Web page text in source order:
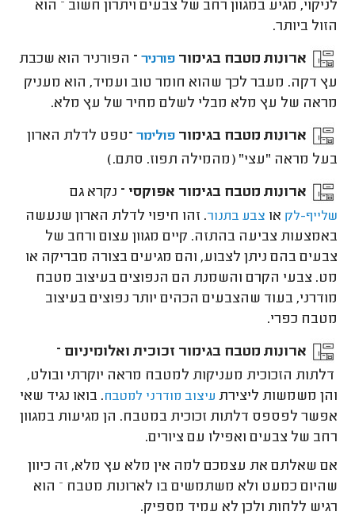
לניקוי, מגיע במגוון רחב של צבעים ויתרון חשוב – הוא
הזול ביותר.
ארונות מטבח בגימורפורניר – הפורניר הוא שכבת
עץ דקה. מעבר לכך שהוא חומר טוב ועמיד, הוא מעניק
מראה של עץ מלא מבלי לשלם מחיר של עץ מלא.
ארונות מטבח בגימורפולימר –טפט לדלת הארון
בעל מראה "עצי" (מהמילה תפוז. סתם.)
ארונות מטבח בגימור אפוקסי – נקרא גם
שלייף-לק או צבע בתנור. זהו חיפוי לדלת הארון שנעשה
באמצעות צביעה בהתזה. קיים מגוון עצום ורחב של
צבעים בהם ניתן לצבוע, והם מגיעים בצורה מבריקה או
מט. צבעי הקרם והשמנת הם הנפוצים בעיצוב מטבח
מודרני, בעוד שהצבעים הכהים יותר נפוצים בעיצוב
מטבח כפרי.
ארונות מטבח בגימור זכוכית ואלומיניום –
דלתות הזכוכית מעניקות למטבח מראה יוקרתי ובולט,
והן משמשות ליצירת עיצוב מודרני למטבח. בואו נגיד שאי
אפשר לפספס דלתות זכוכית במטבח. הן מגיעות במגוון
רחב של צבעים ואפילו עם ציורים.
אם שאלתם את עצמכם למה אין מלא עץ מלא, זה כיוון
שהיום כמעט ולא משתמשים בו לארונות מטבח – הוא
רגיש ללחות ולכן לא עמיד מספיק.